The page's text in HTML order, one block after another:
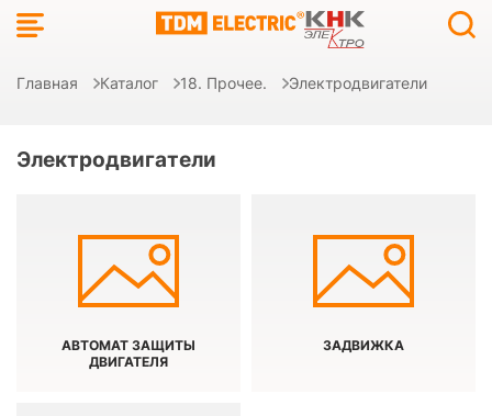
Главная Каталог 18. Прочее. Электродвигатели
Электродвигатели
АВТОМАТ ЗАЩИТЫ
ДВИГАТЕЛЯ
ЗАДВИЖКА